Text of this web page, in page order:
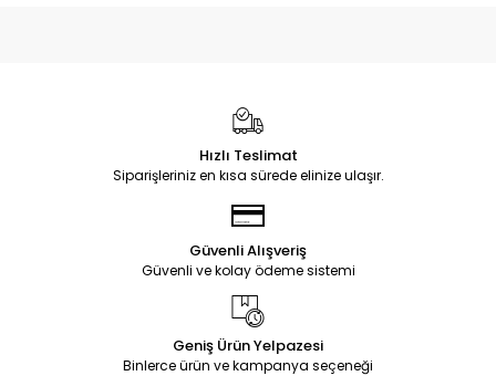
Hızlı Teslimat
Siparişleriniz en kısa sürede elinize ulaşır.
Güvenli Alışveriş
Güvenli ve kolay ödeme sistemi
Geniş Ürün Yelpazesi
Binlerce ürün ve kampanya seçeneği